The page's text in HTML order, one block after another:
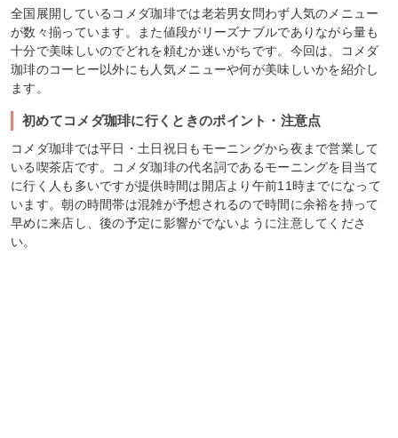
全国展開しているコメダ珈琲では老若男女問わず人気のメニュー
が数々揃っています。また値段がリーズナブルでありながら量も
十分で美味しいのでどれを頼むか迷いがちです。今回は、コメダ
珈琲のコーヒー以外にも人気メニューや何が美味しいかを紹介し
ます。
初めてコメダ珈琲に行くときのポイント・注意点
コメダ珈琲では平日・土日祝日もモーニングから夜まで営業して
いる喫茶店です。コメダ珈琲の代名詞であるモーニングを目当て
に行く人も多いですが提供時間は開店より午前11時までになって
います。朝の時間帯は混雑が予想されるので時間に余裕を持って
早めに来店し、後の予定に影響がでないように注意してくださ
い。